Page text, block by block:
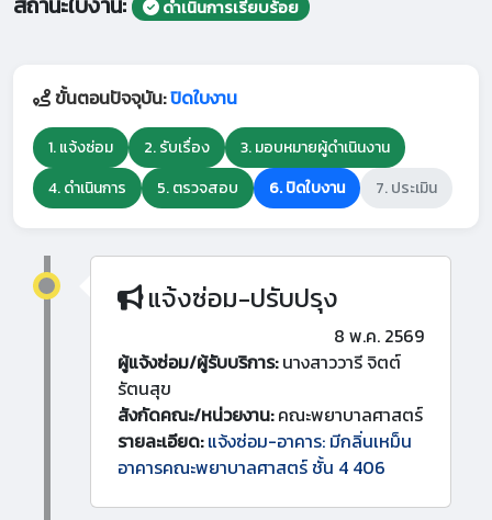
ดำเนินการเรียบร้อย
ขั้นตอนปัจจุบัน:ปิดใบงาน
1. แจ้งซ่อม 2. รับเรื่อง
3. มอบหมายผู้ดำเนินงาน
4. ดำเนินการ
5. ตรวจสอบ 6. ปิดใบงาน 7. ประเมิน
แจ้งซ่อม-ปรับปรุง
8 พ.ค. 2569
ผู้แจ้งซ่อม/ผู้รับบริการ:นางสาววารี จิตต์
รัตนสุข
สังกัดคณะ/หน่วยงาน:คณะพยาบาลศาสตร์
รายละเอียด: แจ้งซ่อม-อาคาร: มีกลิ่นเหม็น
อาคารคณะพยาบาลศาสตร์ ชั้น 4 406